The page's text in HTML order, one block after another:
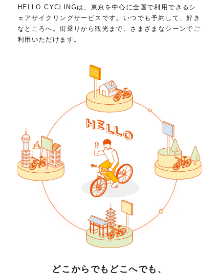
HELLO CYCLINGは、東京を中心に全国で利用できるシ
ェアサイクリングサービスです。いつでも予約して、好き
なところへ。街乗りから観光まで、さまざまなシーンでご
利用いただけます。
どこからでもどこへでも、